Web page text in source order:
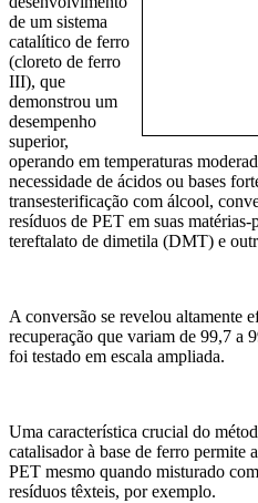
de um sistema
catalítico de ferro
(cloreto de ferro
III), que
demonstrou um
desempenho
superior,
operando em temperaturas
necessidade de ácidos ou bases
transesterificação com álcool,
resíduos de PET em suas
tereftalato de dimetila (DMT) e
A conversão se revelou altamente
recuperação que variam de 99,7 a
foi testado em escala ampliada.
Uma característica crucial do
catalisador à base de ferro permite
PET mesmo quando misturado
resíduos têxteis, por exemplo.